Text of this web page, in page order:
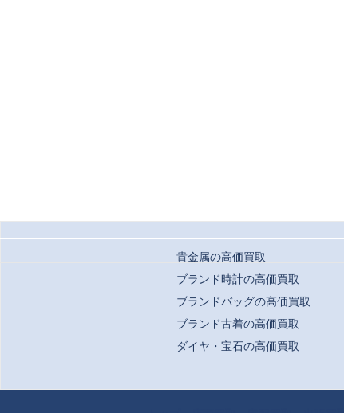
貴金属の高価買取
ブランド時計の高価買取
ブランドバッグの高価買取
ブランド古着の高価買取
ダイヤ・宝石の高価買取